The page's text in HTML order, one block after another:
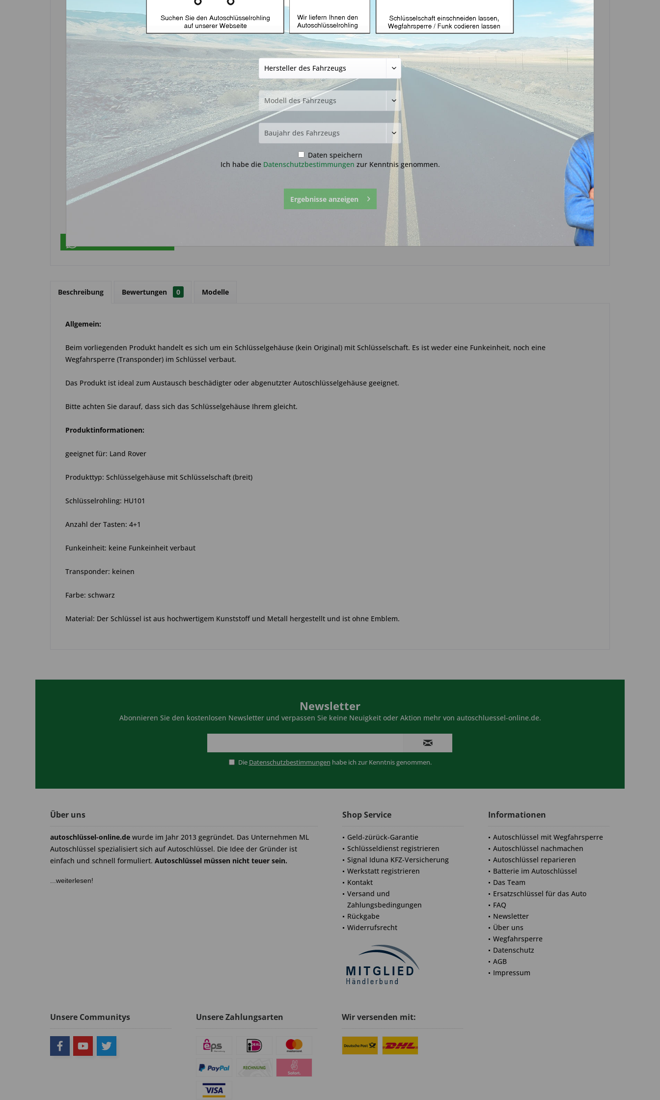
Rover 4+1 Tasten mit HU101 (Aftermarket
Prdoukt)
24,99 € *
inkl. MwSt. zzgl. Versandkosten
Lieferzeit ca. 1-3 Werktage
Warenkorb
Merken Fragen zum Artikel?
Beschreibung Bewertungen 0 Modelle
Allgemein:
Beim vorliegenden Produkt handelt es sich um ein Schlüsselgehäuse (kein Original) mit Schlüsselschaft. Es ist weder eine Funkeinheit, noch eine
Wegfahrsperre (Transponder) im Schlüssel verbaut.
Das Produkt ist ideal zum Austausch beschädigter oder abgenutzter Autoschlüsselgehäuse geeignet.
Bitte achten Sie darauf, dass sich das Schlüsselgehäuse Ihrem gleicht.
Produktinformationen:
geeignet für: Land Rover
Produkttyp: Schlüsselgehäuse mit Schlüsselschaft (breit)
Schlüsselrohling: HU101
Anzahl der Tasten: 4+1
Funkeinheit: keine Funkeinheit verbaut
Transponder: keinen
Farbe: schwarz
Material: Der Schlüssel ist aus hochwertigem Kunststoff und Metall hergestellt und ist ohne Emblem.
Newsletter
Abonnieren Sie den kostenlosen Newsletter und verpassen Sie keine Neuigkeit oder Aktion mehr von autoschluessel-online.de.
Die Datenschutzbestimmungen habe ich zur Kenntnis genommen.
Über uns
autoschlüssel-online.de wurde im Jahr 2013 gegründet. Das Unternehmen ML
Autoschlüssel spezialisiert sich auf Autoschlüssel. Die Idee der Gründer ist
einfach und schnell formuliert. Autoschlüssel müssen nicht teuer sein.
...weiterlesen!
Shop Service
Geld-zürück-Garantie
Schlüsseldienst registrieren
Signal Iduna KFZ-Versicherung
Werkstatt registrieren
Kontakt
Versand und
Zahlungsbedingungen
Rückgabe
Widerrufsrecht
Informationen
Autoschlüssel mit Wegfahrsperre
Autoschlüssel nachmachen
Autoschlüssel reparieren
Batterie im Autoschlüssel
Das Team
Ersatzschlüssel für das Auto
FAQ
Newsletter
Über uns
Wegfahrsperre
Datenschutz
AGB
Impressum
Unsere Communitys Unsere Zahlungsarten Wir versenden mit:
Daten speichern
Ich habe die Datenschutzbestimmungen zur Kenntnis genommen.
Ergebnisse anzeigen